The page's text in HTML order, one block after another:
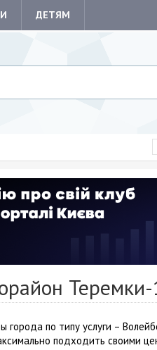
ДЕТЯМ
Теремки-
по типу услуги –
подходить своими